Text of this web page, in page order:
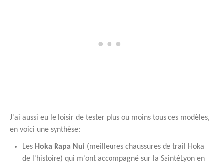
J'ai aussi eu le loisir de tester plus ou moins tous ces modèles,
en voici une synthèse:
Les Hoka Rapa Nui (meilleures chaussures de trail Hoka
de l'histoire) qui m'ont accompagné sur la SaintéLyon en